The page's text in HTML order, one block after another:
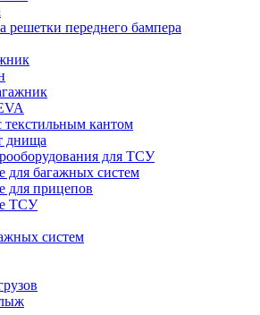
решетки переднего бампера
текстильным кантом
днища
для ТСУ
багажных систем
для прицепов
ТСУ
систем